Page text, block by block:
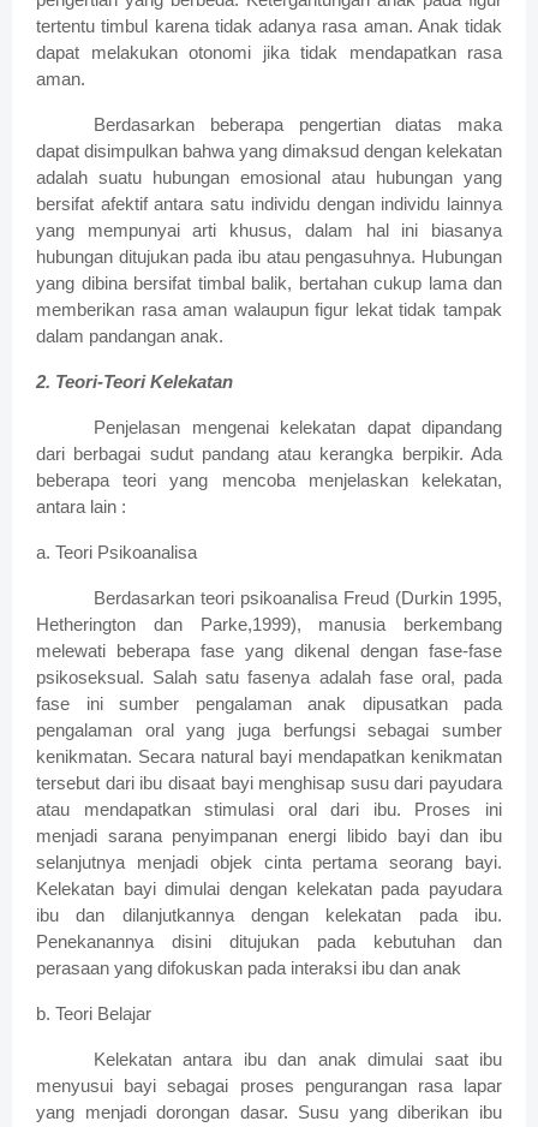
tertentu timbul karena tidak adanya rasa aman. Anak tidak
dapat melakukan otonomi jika tidak mendapatkan rasa
aman.
Berdasarkan beberapa pengertian diatas maka
dapat disimpulkan bahwa yang dimaksud dengan kelekatan
adalah suatu hubungan emosional atau hubungan yang
bersifat afektif antara satu individu dengan individu lainnya
yang mempunyai arti khusus, dalam hal ini biasanya
hubungan ditujukan pada ibu atau pengasuhnya. Hubungan
yang dibina bersifat timbal balik, bertahan cukup lama dan
memberikan rasa aman walaupun figur lekat tidak tampak
dalam pandangan anak.
2. Teori-Teori Kelekatan
Penjelasan mengenai kelekatan dapat dipandang
dari berbagai sudut pandang atau kerangka berpikir. Ada
beberapa teori yang mencoba menjelaskan kelekatan,
antara lain :
a. Teori Psikoanalisa
Berdasarkan teori psikoanalisa Freud (Durkin 1995,
Hetherington dan Parke,1999), manusia berkembang
melewati beberapa fase yang dikenal dengan fase-fase
psikoseksual. Salah satu fasenya adalah fase oral, pada
fase ini sumber pengalaman anak dipusatkan pada
pengalaman oral yang juga berfungsi sebagai sumber
kenikmatan. Secara natural bayi mendapatkan kenikmatan
tersebut dari ibu disaat bayi menghisap susu dari payudara
atau mendapatkan stimulasi oral dari ibu. Proses ini
menjadi sarana penyimpanan energi libido bayi dan ibu
selanjutnya menjadi objek cinta pertama seorang bayi.
Kelekatan bayi dimulai dengan kelekatan pada payudara
ibu dan dilanjutkannya dengan kelekatan pada ibu.
Penekanannya disini ditujukan pada kebutuhan dan
perasaan yang difokuskan pada interaksi ibu dan anak
b. Teori Belajar
Kelekatan antara ibu dan anak dimulai saat ibu
menyusui bayi sebagai proses pengurangan rasa lapar
yang menjadi dorongan dasar. Susu yang diberikan ibu